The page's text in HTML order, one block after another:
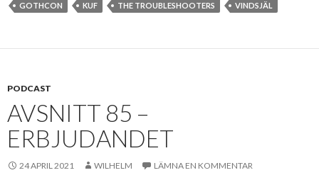
GOTHCON
KUF THE TROUBLESHOOTERS VINDSJÄL
PODCAST
AVSNITT 85 –
ERBJUDANDET
24 APRIL 2021 WILHELM LÄMNA EN KOMMENTAR